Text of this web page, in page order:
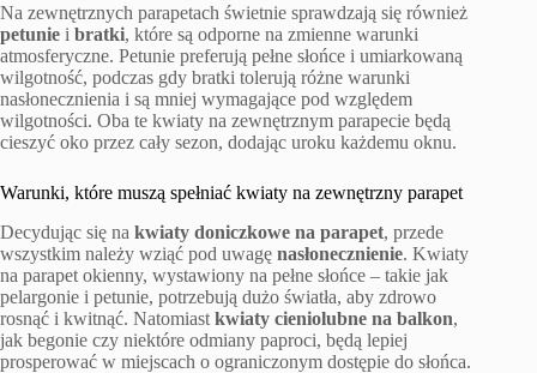
Na zewnętrznych parapetach świetnie sprawdzają się również
petunie i bratki, które są odporne na zmienne warunki
atmosferyczne. Petunie preferują pełne słońce i umiarkowaną
wilgotność, podczas gdy bratki tolerują różne warunki
nasłonecznienia i są mniej wymagające pod względem
wilgotności. Oba te kwiaty na zewnętrznym parapecie będą
cieszyć oko przez cały sezon, dodając uroku każdemu oknu.
Warunki, które muszą spełniać kwiaty na zewnętrzny parapet
Decydując się na kwiaty doniczkowe na parapet, przede
wszystkim należy wziąć pod uwagę nasłonecznienie. Kwiaty
na parapet okienny, wystawiony na pełne słońce – takie jak
pelargonie i petunie, potrzebują dużo światła, aby zdrowo
rosnąć i kwitnąć. Natomiast kwiaty cieniolubne na balkon,
jak begonie czy niektóre odmiany paproci, będą lepiej
prosperować w miejscach o ograniczonym dostępie do słońca.